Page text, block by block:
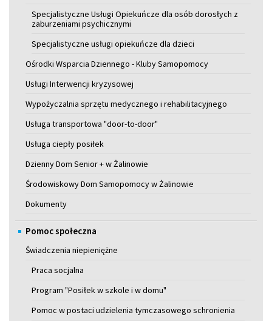
Specjalistyczne Usługi Opiekuńcze dla osób dorosłych z
zaburzeniami psychicznymi
Specjalistyczne usługi opiekuńcze dla dzieci
Ośrodki Wsparcia Dziennego - Kluby Samopomocy
Usługi Interwencji kryzysowej
Wypożyczalnia sprzętu medycznego i rehabilitacyjnego
Usługa transportowa "door-to-door"
Usługa ciepły posiłek
Dzienny Dom Senior + w Żalinowie
Środowiskowy Dom Samopomocy w Żalinowie
Dokumenty
Pomoc społeczna
Świadczenia niepieniężne
Praca socjalna
Program "Posiłek w szkole i w domu"
Pomoc w postaci udzielenia tymczasowego schronienia